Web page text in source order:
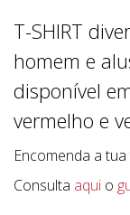
T-SHIRT
homem e
disponível
vermelho e
Encomenda a
Consulta aqui o